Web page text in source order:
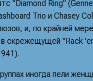
"Diamond Ring"
Trio и Chasey
и, по крайней
в скрежещущей "Rack
иногда пели